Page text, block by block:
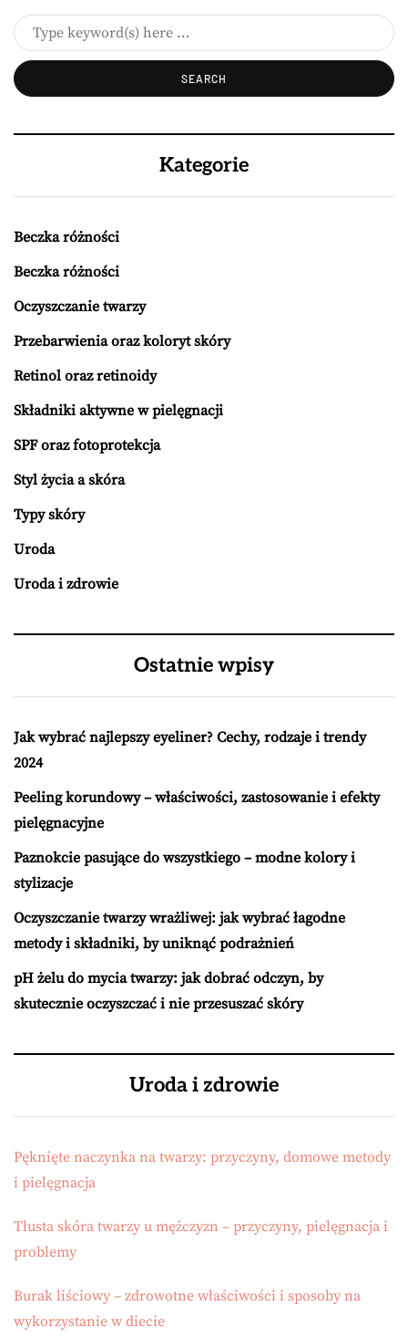
Kategorie
Beczka różności
Beczka różności
Oczyszczanie twarzy
Przebarwienia oraz koloryt skóry
Retinol oraz retinoidy
Składniki aktywne w pielęgnacji
SPF oraz fotoprotekcja
Styl życia a skóra
Typy skóry
Uroda
Uroda i zdrowie
Ostatnie wpisy
Jak wybrać najlepszy eyeliner? Cechy, rodzaje i trendy
2024
Peeling korundowy – właściwości, zastosowanie i efekty
pielęgnacyjne
Paznokcie pasujące do wszystkiego – modne kolory i
stylizacje
Oczyszczanie twarzy wrażliwej: jak wybrać łagodne
metody i składniki, by uniknąć podrażnień
pH żelu do mycia twarzy: jak dobrać odczyn, by
skutecznie oczyszczać i nie przesuszać skóry
Uroda i zdrowie
Pęknięte naczynka na twarzy: przyczyny, domowe metody
i pielęgnacja
Tłusta skóra twarzy u mężczyzn – przyczyny, pielęgnacja i
problemy
Burak liściowy – zdrowotne właściwości i sposoby na
wykorzystanie w diecie